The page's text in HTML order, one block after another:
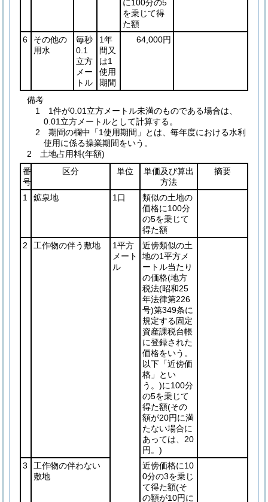
に100分の5
を乗じて得
た額
6
その他の
用水
毎秒
0.1
立方
メー
トル
1年
間又
は1
使用
期間
64,000円
備考
1 1件が0.01立方メートル未満のものである場合は、
0.01立方メートルとして計算する。
2 期間の欄中「1使用期間」とは、毎年度における水利
使用に係る操業期間をいう。
2 土地占用料(年額)
番
号
区分 単位
単価及び算出
方法
摘要
1 鉱泉地 1口
類似の土地の
価格に100分
の5を乗じて
得た額
2
工作物の伴う敷地
1平方
メート
ル
近傍類似の土
地の1平方メ
ートル当たり
の価格(地方
税法(昭和25
年法律第226
号)第349条に
規定する固定
資産課税台帳
に登録された
価格をいう。
以下「近傍価
格」とい
う。)に100分
の5を乗じて
得た額(その
額が20円に満
たない場合に
あっては、20
円。)
3
工作物の伴わない
敷地
近傍価格に10
0分の3を乗じ
て得た額(そ
の額が10円に